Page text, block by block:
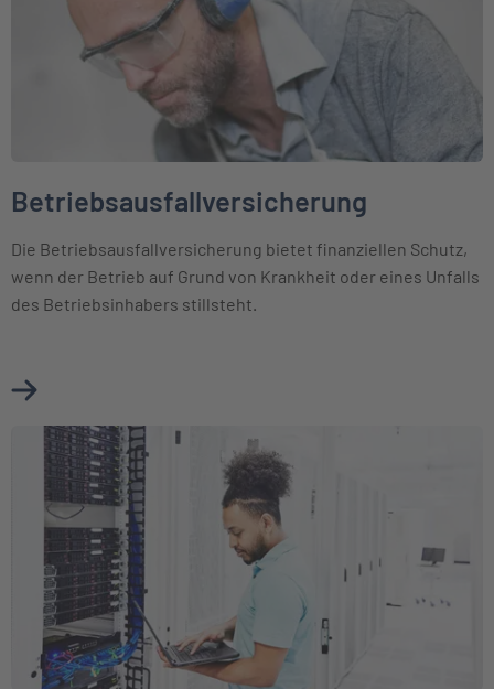
Betriebsausfallversicherung
Die Betriebsausfallversicherung bietet finanziellen Schutz,
wenn der Betrieb auf Grund von Krankheit oder eines Unfalls
des Betriebsinhabers stillsteht.
Mehr über Betriebsausfallversicherung erfahren
Weiter zu Elektronikversicherung